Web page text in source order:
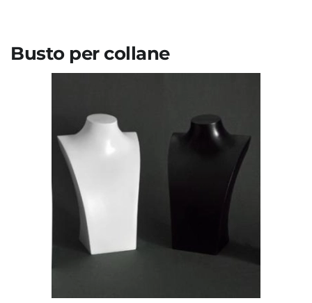
Busto per collane